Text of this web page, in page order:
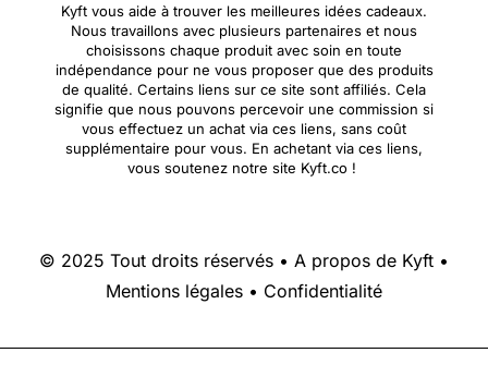
Kyft vous aide à trouver les meilleures idées cadeaux.
Nous travaillons avec plusieurs partenaires et nous
choisissons chaque produit avec soin en toute
indépendance pour ne vous proposer que des produits
de qualité. Certains liens sur ce site sont affiliés. Cela
signifie que nous pouvons percevoir une commission si
vous effectuez un achat via ces liens, sans coût
supplémentaire pour vous. En achetant via ces liens,
vous soutenez notre site Kyft.co !
© 2025 Tout droits réservés • A propos de Kyft •
Mentions légales • Confidentialité